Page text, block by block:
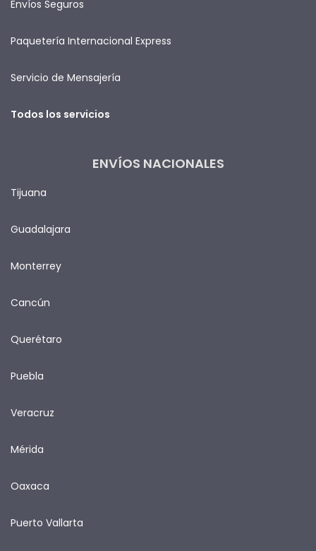
Envíos Seguros
Paquetería Internacional Express
Servicio de Mensajería
Todos los servicios
ENVÍOS NACIONALES
Tijuana
Guadalajara
Monterrey
Cancún
Querétaro
Puebla
Veracruz
Mérida
Oaxaca
Puerto Vallarta